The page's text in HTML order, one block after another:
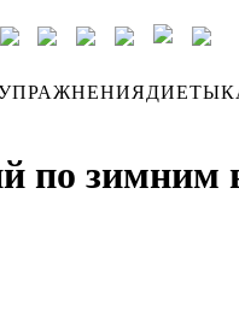
ДИЕТЫ
по зимним